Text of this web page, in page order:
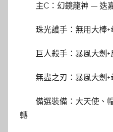
主C：幻鏡龍神 — 迭
珠光護手：無用大棒+
巨人殺手：暴風大劍+
無盡之刃：暴風大劍+
備選裝備：大天使、
轉